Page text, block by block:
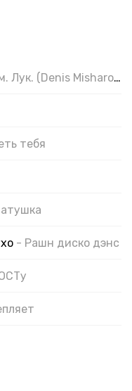
Misharov & DJ Bliss Radio Remix)
тебя
- Рашн диско дэнс